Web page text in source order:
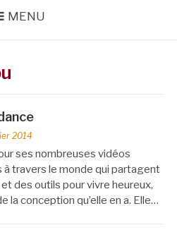
MENU
2014
ses nombreuses vidéos
à travers le monde qui partagent
des outils pour vivre heureux,
la conception qu’elle en a. Elle…